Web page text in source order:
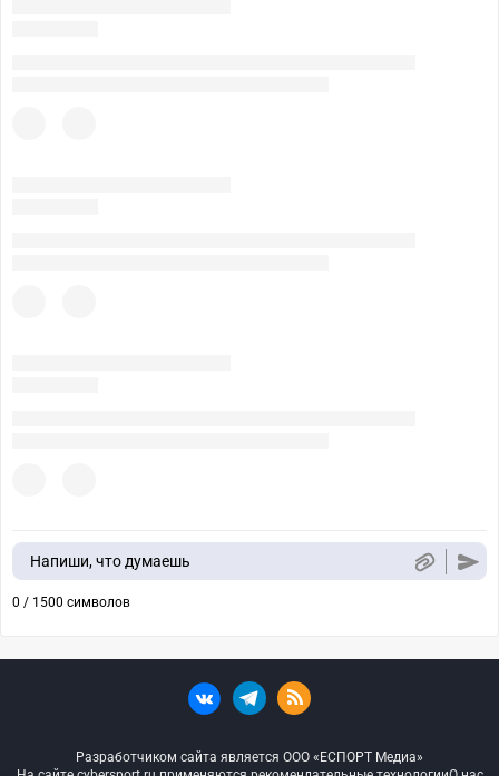
Напиши, что думаешь
0 / 1500 символов
Разработчиком сайта является ООО «ЕСПОРТ Медиа»